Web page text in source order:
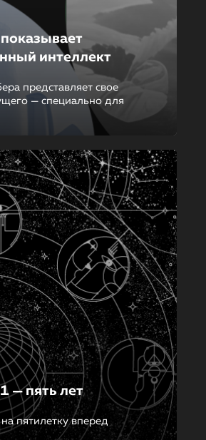
показывает
интеллект
представляет свое
— специально для
— пять лет
пятилетку вперед